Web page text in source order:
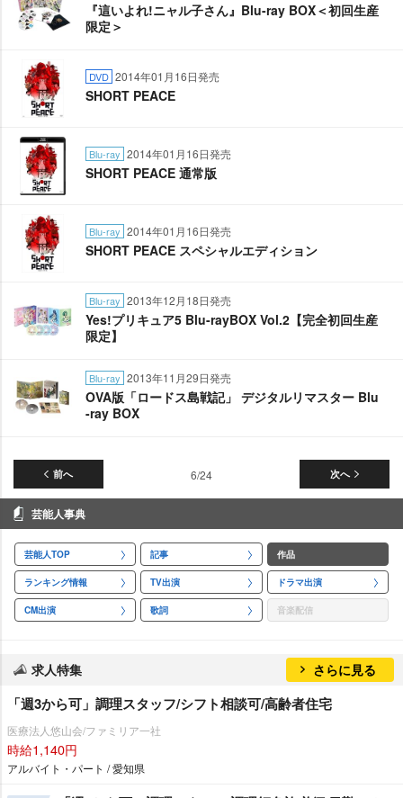
『這いよれ!ニャル子さん』Blu-ray BOX＜初回生産
限定＞
DVD 2014年01月16日発売
SHORT PEACE
Blu-ray 2014年01月16日発売
SHORT PEACE 通常版
Blu-ray 2014年01月16日発売
SHORT PEACE スペシャルエディション
Blu-ray 2013年12月18日発売
Yes!プリキュア5 Blu-rayBOX Vol.2【完全初回生産
限定】
Blu-ray 2013年11月29日発売
OVA版「ロードス島戦記」 デジタルリマスター Blu
-ray BOX
前へ 次へ
6/24
芸能人事典
芸能人TOP 記事 作品
ランキング情報 TV出演 ドラマ出演
CM出演 歌詞 音楽配信
求人特集 さらに見る
「週3から可」調理スタッフ/シフト相談可/高齢者住宅
医療法人悠山会/ファミリア一社
時給1,140円
アルバイト・パート / 愛知県